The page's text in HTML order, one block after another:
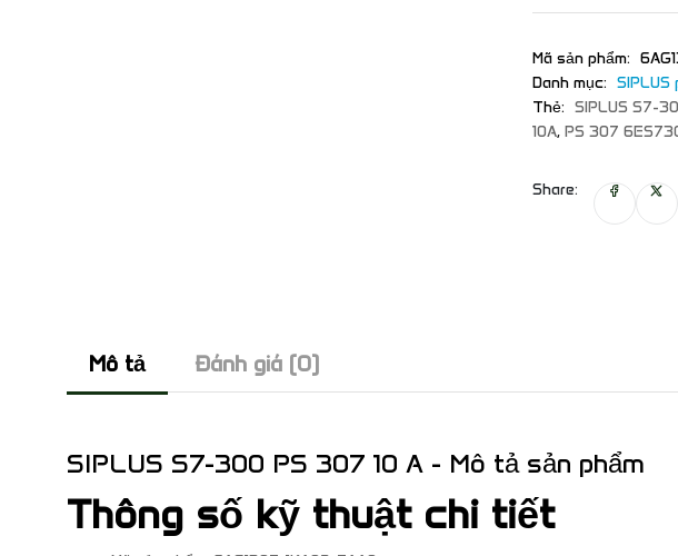
Mã sản phẩm:
Danh mục:
Thẻ: SIPLUS S7-
10A, PS 307
Share:
Mô tả Đánh giá (0)
SIPLUS S7-300 PS 307 10 A - Mô tả sản phẩm
Thông số kỹ thuật chi tiết